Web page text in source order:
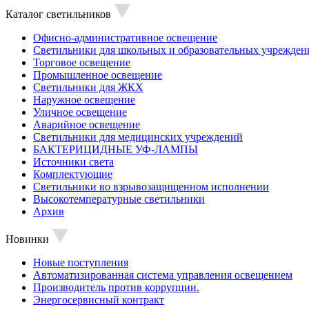
Каталог светильников
Офисно-административное освещение
Светильники для школьных и образовательных
Торговое освещение
Промышленное освещение
Светильники для ЖКХ
Наружное освещение
Уличное освещение
Аварийное освещение
Светильники для медицинских учреждений
БАКТЕРИЦИДНЫЕ УФ-ЛАМПЫ
Источники света
Комплектующие
Светильники во взрывозащищенном исполнении
Высокотемпературные светильники
Архив
Новинки
Новые поступления
Автоматизированная система управления освещением
Производитель против коррупции.
Энергосервисный контракт